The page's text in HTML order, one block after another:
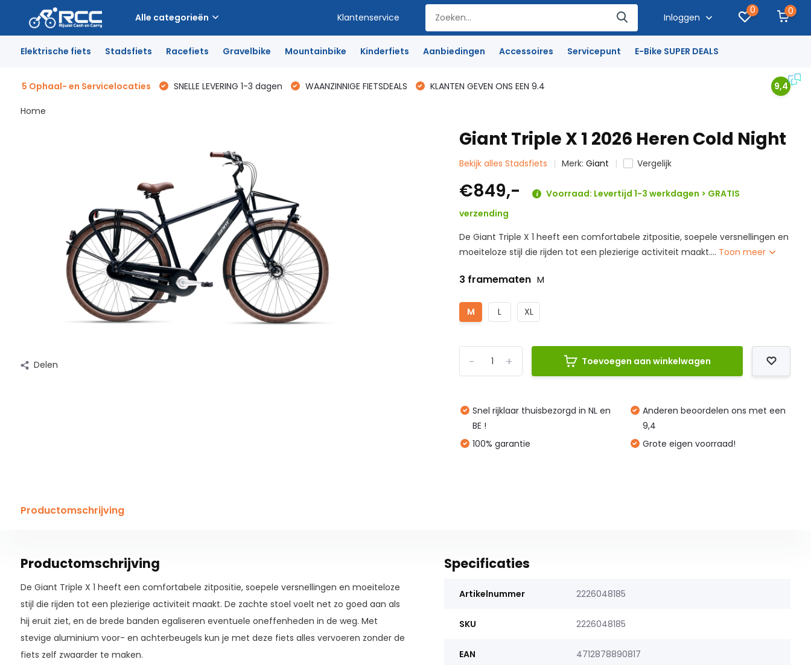
Alle categorieën Klantenservice Inloggen
0 0
Elektrische fiets Stadsfiets Racefiets Gravelbike Mountainbike Kinderfiets Aanbiedingen Accessoires Servicepunt E-Bike SUPER DEALS
5 Ophaal- en Servicelocaties SNELLE LEVERING 1-3 dagen WAANZINNIGE FIETSDEALS KLANTEN GEVEN ONS EEN 9.4 9,4
Home
Delen
Giant Triple X 1 2026 Heren Cold Night
Bekijk alles Stadsfiets Merk:Giant Vergelijk
€849,-
Voorraad: Levertijd 1-3 werkdagen > GRATIS
verzending
De Giant Triple X 1 heeft een comfortabele zitpositie, soepele versnellingen en
moeiteloze stijl die rijden tot een plezierige activiteit maakt.... Toon meer
3 framematen M
M L XL
+
- Toevoegen aan winkelwagen
Snel rijklaar thuisbezorgd in NL en
BE !
100% garantie
Anderen beoordelen ons met een
9,4
Grote eigen voorraad!
Productomschrijving
Productomschrijving
De Giant Triple X 1 heeft een comfortabele zitpositie, soepele versnellingen en moeiteloze
stijl die rijden tot een plezierige activiteit maakt. De zachte stoel voelt net zo goed aan als
hij eruit ziet, en de brede banden egaliseren eventuele oneffenheden in de weg. Met
stevige aluminium voor- en achterbeugels kun je met deze fiets alles vervoeren zonder de
fiets zelf zwaarder te maken.
Specificaties
Artikelnummer 2226048185
SKU 2226048185
EAN 4712878890817